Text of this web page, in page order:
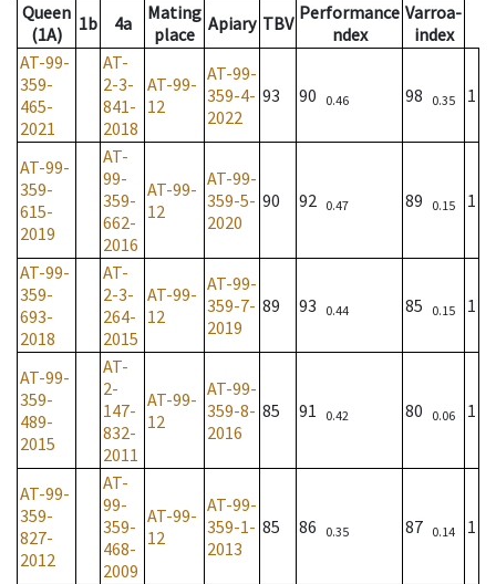
Queen
(1A)
1b 4a
Mating
place Apiary TBV Performance
ndex
Varroa-
index
AT-99-
359-
465-
2021
AT-
2-3-
841-
2018
AT-99-
12
AT-99-
359-4-
2022
93 90 0.46 98 0.35 1
AT-99-
359-
615-
2019
AT-
99-
359-
662-
2016
AT-99-
12
AT-99-
359-5-
2020
90 92 0.47 89 0.15 1
AT-99-
359-
693-
2018
AT-
2-3-
264-
2015
AT-99-
12
AT-99-
359-7-
2019
89 93 0.44 85 0.15 1
AT-99-
359-
489-
2015
AT-
2-
147-
832-
2011
AT-99-
12
AT-99-
359-8-
2016
85 91 0.42 80 0.06 1
AT-99-
359-
827-
2012
AT-
99-
359-
468-
2009
AT-99-
12
AT-99-
359-1-
2013
85 86 0.35 87 0.14 1